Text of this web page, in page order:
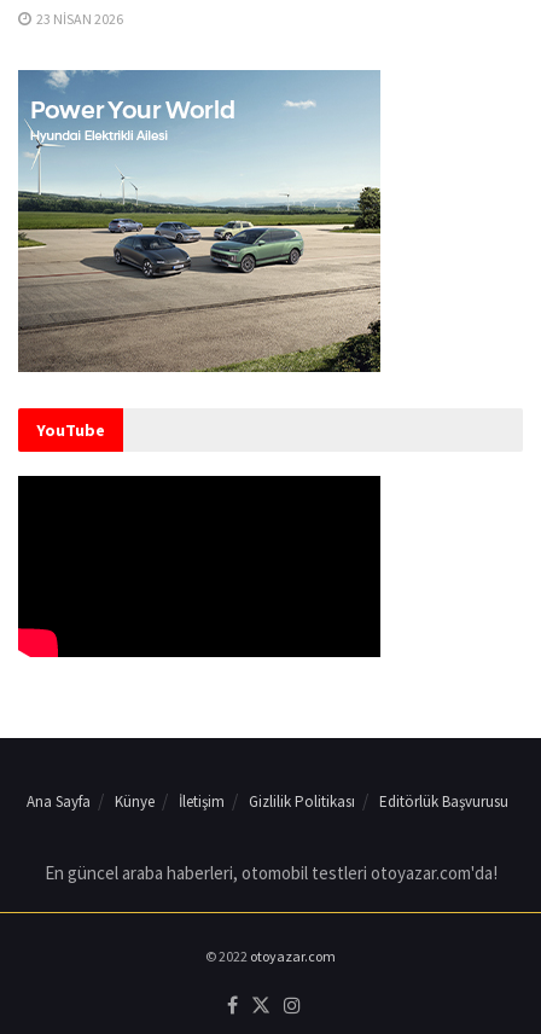
23 NISAN 2026
YouTube
Ana Sayfa Künye İletişim Gizlilik Politikası Editörlük Başvurusu
En güncel araba haberleri, otomobil testleri otoyazar.com'da!
© 2022 otoyazar.com